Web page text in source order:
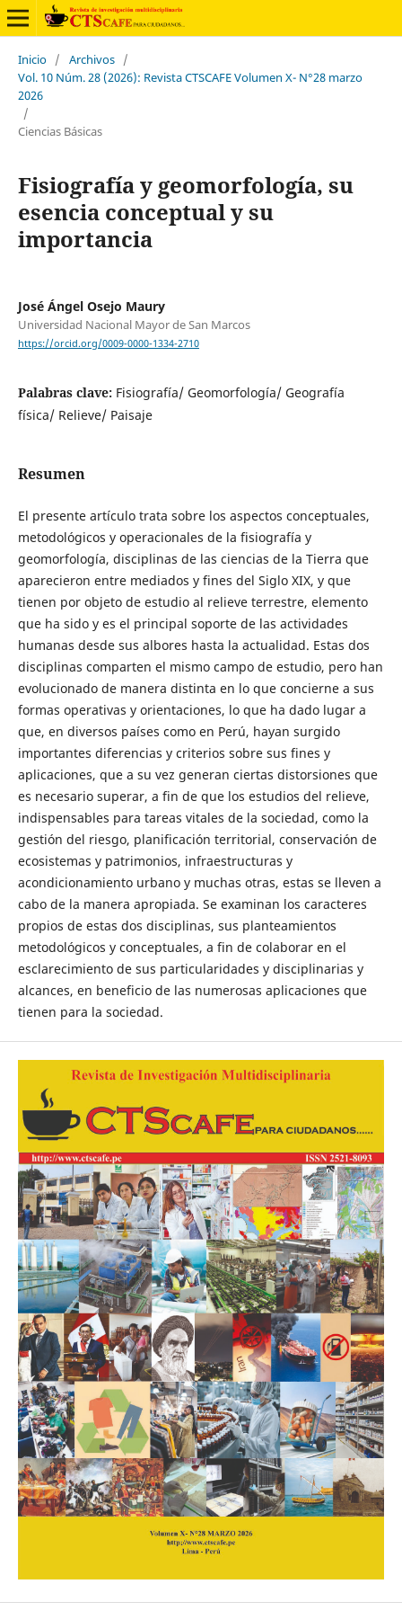
Inicio / Archivos /
Vol. 10 Núm. 28 (2026): Revista CTSCAFE Volumen X- N°28 marzo
2026
/
Ciencias Básicas
Fisiografía y geomorfología, su
esencia conceptual y su
importancia
José Ángel Osejo Maury
Universidad Nacional Mayor de San Marcos
https://orcid.org/0009-0000-1334-2710
Palabras clave: Fisiografía/ Geomorfología/ Geografía
física/ Relieve/ Paisaje
Resumen
El presente artículo trata sobre los aspectos conceptuales,
metodológicos y operacionales de la fisiografía y
geomorfología, disciplinas de las ciencias de la Tierra que
aparecieron entre mediados y fines del Siglo XIX, y que
tienen por objeto de estudio al relieve terrestre, elemento
que ha sido y es el principal soporte de las actividades
humanas desde sus albores hasta la actualidad. Estas dos
disciplinas comparten el mismo campo de estudio, pero han
evolucionado de manera distinta en lo que concierne a sus
formas operativas y orientaciones, lo que ha dado lugar a
que, en diversos países como en Perú, hayan surgido
importantes diferencias y criterios sobre sus fines y
aplicaciones, que a su vez generan ciertas distorsiones que
es necesario superar, a fin de que los estudios del relieve,
indispensables para tareas vitales de la sociedad, como la
gestión del riesgo, planificación territorial, conservación de
ecosistemas y patrimonios, infraestructuras y
acondicionamiento urbano y muchas otras, estas se lleven a
cabo de la manera apropiada. Se examinan los caracteres
propios de estas dos disciplinas, sus planteamientos
metodológicos y conceptuales, a fin de colaborar en el
esclarecimiento de sus particularidades y disciplinarias y
alcances, en beneficio de las numerosas aplicaciones que
tienen para la sociedad.